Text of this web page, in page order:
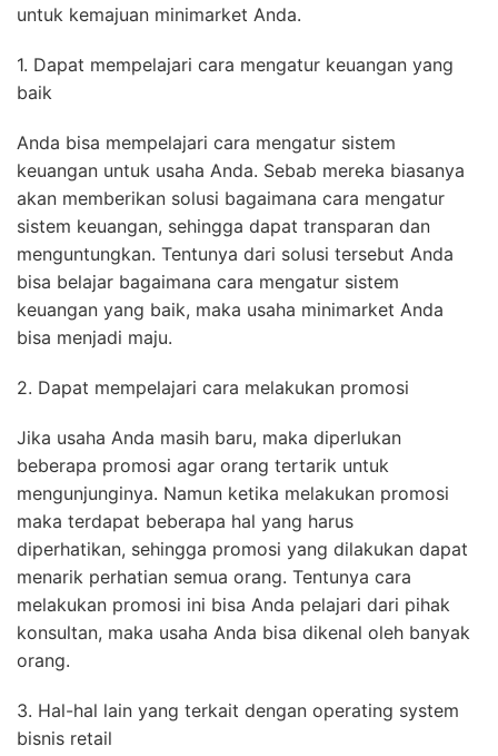
untuk kemajuan minimarket Anda.
1. Dapat mempelajari cara mengatur keuangan yang
baik
Anda bisa mempelajari cara mengatur sistem
keuangan untuk usaha Anda. Sebab mereka biasanya
akan memberikan solusi bagaimana cara mengatur
sistem keuangan, sehingga dapat transparan dan
menguntungkan. Tentunya dari solusi tersebut Anda
bisa belajar bagaimana cara mengatur sistem
keuangan yang baik, maka usaha minimarket Anda
bisa menjadi maju.
2. Dapat mempelajari cara melakukan promosi
Jika usaha Anda masih baru, maka diperlukan
beberapa promosi agar orang tertarik untuk
mengunjunginya. Namun ketika melakukan promosi
maka terdapat beberapa hal yang harus
diperhatikan, sehingga promosi yang dilakukan dapat
menarik perhatian semua orang. Tentunya cara
melakukan promosi ini bisa Anda pelajari dari pihak
konsultan, maka usaha Anda bisa dikenal oleh banyak
orang.
3. Hal-hal lain yang terkait dengan operating system
bisnis retail